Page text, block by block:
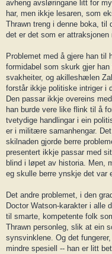
avheng avsløringane litt for
har, men ikkje lesaren, som
Thrawn treng i denne boka, til
det er det som er attraksjonen
Problemet med å gjere han til
formidabel som skurk gjer
svakheiter, og akilleshælen
forstår ikkje politiske intriger i
Den passar ikkje overeins
han burde vere like flink til å
tvetydige handlingar i ein
er i militære samanhengar.
skilnaden gjorde berre
presentert ikkje passar med
blind i løpet av historia. Men,
eg skulle berre ynskje det var
Det andre problemet, i den
Doctor Watson-karakter i alle
til smarte, kompetente folk
Thrawn personleg, slik at ein
synsvinklene. Og det
mindre spesiell -- han er litt